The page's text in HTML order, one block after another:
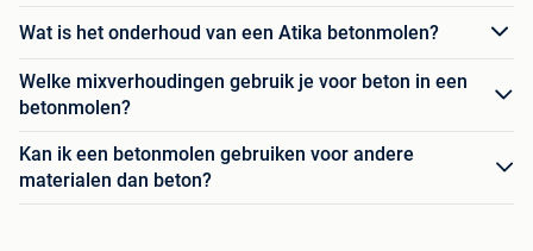
Wat is het onderhoud van een Atika betonmolen?
Welke mixverhoudingen gebruik je voor beton in een
betonmolen?
Kan ik een betonmolen gebruiken voor andere
materialen dan beton?